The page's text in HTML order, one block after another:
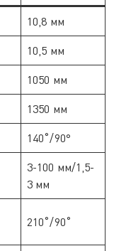
10,8 мм
10,5 мм
1050 мм
1350 мм
140˚/90°
3-100 мм/1,5-
3 мм
210˚/90˚